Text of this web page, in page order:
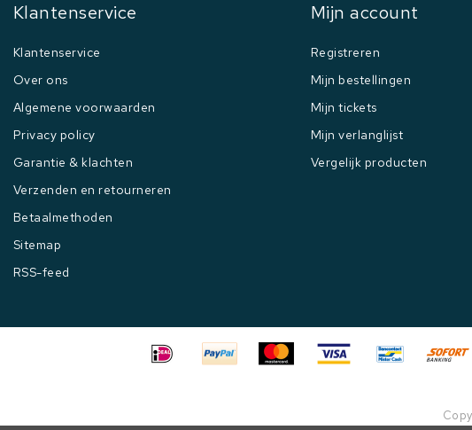
Klantenservice
Klantenservice
Over ons
Algemene voorwaarden
Privacy policy
Garantie & klachten
Verzenden en retourneren
Betaalmethoden
Sitemap
RSS-feed
Mijn account
Registreren
Mijn bestellingen
Mijn tickets
Mijn verlanglijst
Vergelijk producten